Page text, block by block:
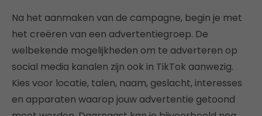
Na het aanmaken van de campagne, begin je met
het creëren van een advertentiegroep. De
welbekende mogelijkheden om te adverteren op
social media kanalen zijn ook in TikTok aanwezig.
Kies voor locatie, talen, naam, geslacht, interesses
en apparaten waarop jouw advertentie getoond